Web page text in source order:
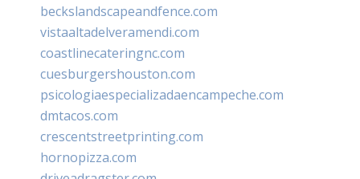
beckslandscapeandfence.com
vistaaltadelveramendi.com
coastlinecateringnc.com
cuesburgershouston.com
psicologiaespecializadaencampeche.com
dmtacos.com
crescentstreetprinting.com
hornopizza.com